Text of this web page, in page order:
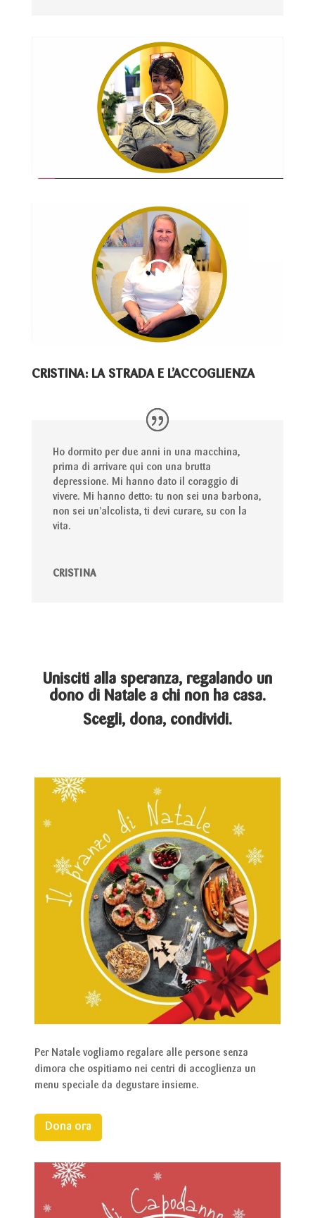
CRISTINA: LA STRADA E L’ACCOGLIENZA
Ho dormito per due anni in una macchina,
prima di arrivare qui con una brutta
depressione. Mi hanno dato il coraggio di
vivere. Mi hanno detto: tu non sei una barbona,
non sei un’alcolista, ti devi curare, su con la
vita.
CRISTINA
Unisciti alla speranza, regalando un
dono di Natale a chi non ha casa.
Scegli, dona, condividi.
Per Natale vogliamo regalare alle persone senza
dimora che ospitiamo nei centri di accoglienza un
menu speciale da degustare insieme.
Dona ora